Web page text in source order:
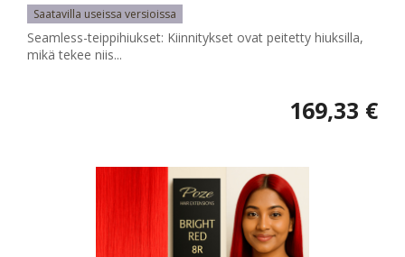
Saatavilla useissa versioissa
Seamless-teippihiukset: Kiinnitykset ovat peitetty hiuksilla,
mikä tekee niis...
169,33 €